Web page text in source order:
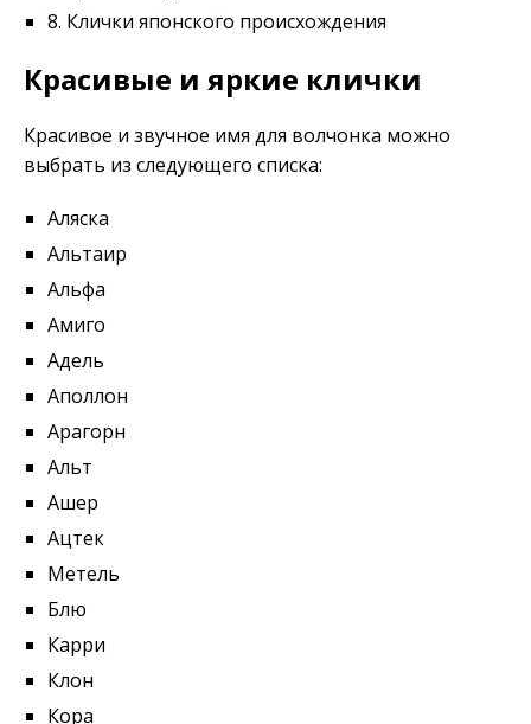
8. Клички японского происхождения
Красивые и яркие клички
Красивое и звучное имя для волчонка можно
выбрать из следующего списка:
Аляска
Альтаир
Альфа
Амиго
Адель
Аполлон
Арагорн
Альт
Ашер
Ацтек
Метель
Блю
Карри
Клон
Кора